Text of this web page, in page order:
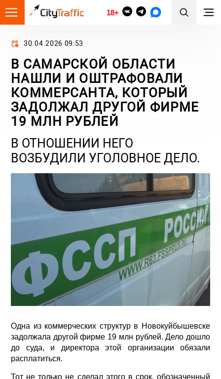
18+
30.04.2026 09:53
В САМАРСКОЙ ОБЛАСТИ
НАШЛИ И ОШТРАФОВАЛИ
КОММЕРСАНТА, КОТОРЫЙ
ЗАДОЛЖАЛ ДРУГОЙ ФИРМЕ
19 МЛН РУБЛЕЙ
В ОТНОШЕНИИ НЕГО
ВОЗБУДИЛИ УГОЛОВНОЕ ДЕЛО.
Одна из коммерческих структур в Новокуйбышевске
задолжала другой фирме 19 млн рублей. Дело дошло
до суда, и директора этой организации обязали
расплатиться.
Тот не только не сделал этого в срок, обозначенный